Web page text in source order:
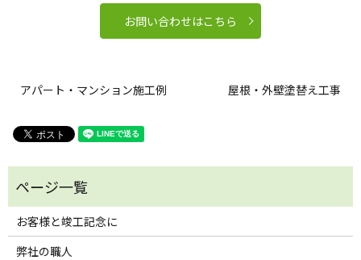
お問い合わせはこちら
アパート・マンション施工例 屋根・外壁塗替え工事
お客様と竣工記念に
弊社の職人